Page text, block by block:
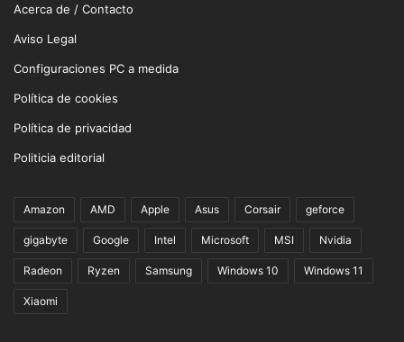
Acerca de / Contacto
Aviso Legal
Configuraciones PC a medida
Política de cookies
Política de privacidad
Politicia editorial
Amazon AMD Apple Asus Corsair geforce
gigabyte Google Intel Microsoft MSI Nvidia
Radeon Ryzen Samsung Windows 10 Windows 11
Xiaomi